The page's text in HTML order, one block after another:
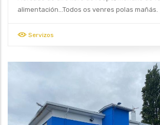
alimentación…Todos os venres polas mañás.
Servizos